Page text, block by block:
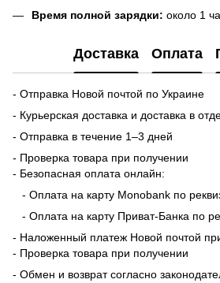
Время полной зарядки: около 1
Доставка Оплата
- Отправка Новой почтой по Украине
- Курьерская доставка и доставка в
- Отправка в течение 1–3 дней
- Проверка товара при получении
- Безопасная оплата онлайн:
- Оплата на карту Monobank по
- Оплата на карту Приват-Банка по
- Наложенный платеж Новой почтой
- Проверка товара при получении
- Обмен и возврат согласно